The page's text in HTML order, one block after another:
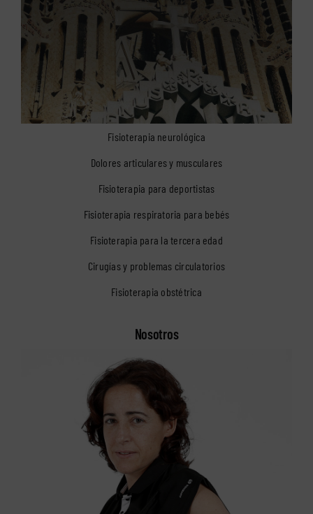
Fisioterapia neurológica
Dolores articulares y musculares
Fisioterapia para deportistas
Fisioterapia respiratoria para bebés
Fisioterapia para la tercera edad
Cirugías y problemas circulatorios
Fisioterapia obstétrica
Nosotros